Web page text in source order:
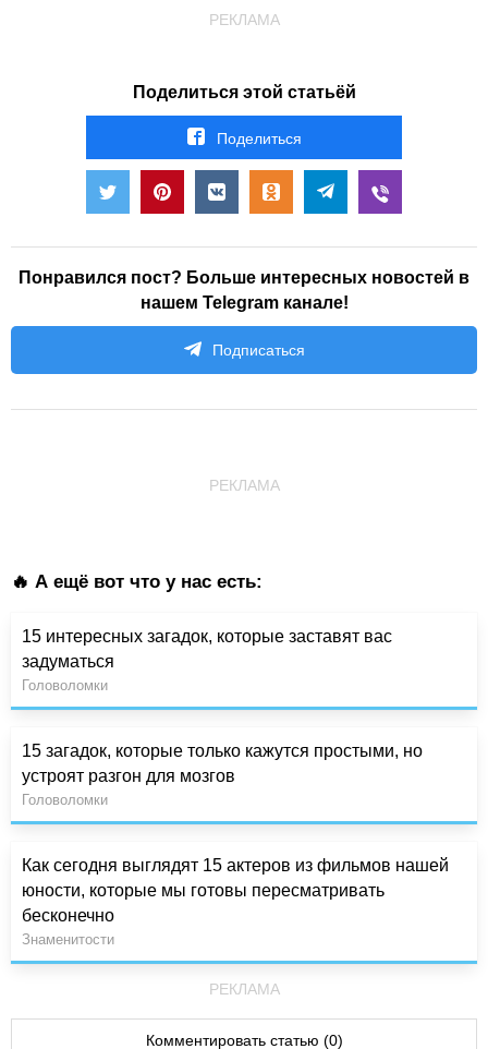
РЕКЛАМА
Поделиться этой статьёй
Поделиться
Понравился пост? Больше интересных новостей в
нашем Telegram канале!
Подписаться
РЕКЛАМА
🔥 А ещё вот что у нас есть:
15 интересных загадок, которые заставят вас
задуматься
Головоломки
15 загадок, которые только кажутся простыми, но
устроят разгон для мозгов
Головоломки
Как сегодня выглядят 15 актеров из фильмов нашей
юности, которые мы готовы пересматривать
бесконечно
Знаменитости
РЕКЛАМА
Комментировать статью (0)